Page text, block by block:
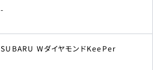
-
SUBARU WダイヤモンドKeePer